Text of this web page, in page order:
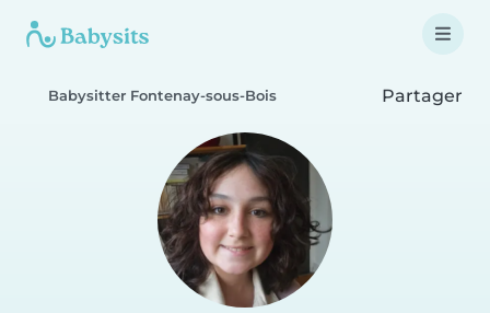
Babysitter Fontenay-sous-Bois Partager